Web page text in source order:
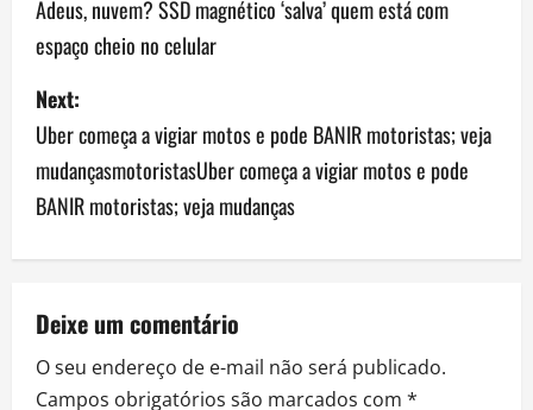
o
s
t
n
a
v
i
g
Adeus, nuvem? SSD magnético ‘salva’ quem está com
espaço cheio no celular
Next:
Uber começa a vigiar motos e pode BANIR motoristas; veja
mudançasmotoristasUber começa a vigiar motos e pode
BANIR motoristas; veja mudanças
Deixe um comentário
O seu endereço de e-mail não será publicado.
Campos obrigatórios são marcados com *